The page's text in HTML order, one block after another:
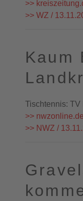
>>
>> WZ /
Kaum
Tischtennis: TV
>> nwzonline.de
>> NWZ /